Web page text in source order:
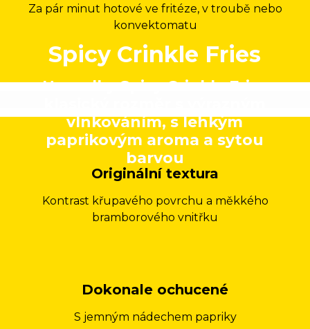
Za pár minut hotové ve fritéze, v troubě nebo
konvektomatu
Spicy Crinkle Fries
Hranolky Spicy Crinkle Fries
vlnkováním, s lehkým
paprikovým aroma a sytou
barvou
Originální textura
Kontrast křupavého povrchu a měkkého
bramborového vnitřku
Dokonale ochucené
S jemným nádechem papriky